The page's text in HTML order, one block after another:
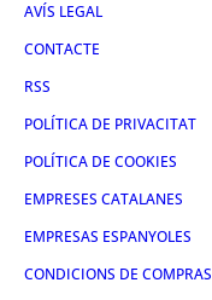
AVÍS LEGAL
CONTACTE
RSS
POLÍTICA DE PRIVACITAT
POLÍTICA DE COOKIES
EMPRESES CATALANES
EMPRESAS ESPANYOLES
CONDICIONS DE COMPRAS